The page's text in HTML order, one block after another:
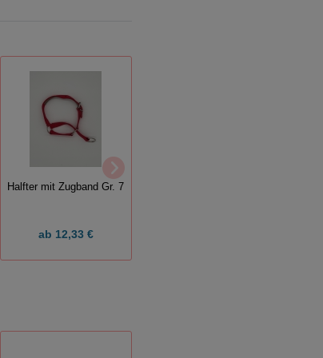
Halfter mit Zugband Gr. 7
ab 12,33 €